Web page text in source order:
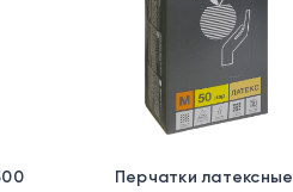
Перчатки латексные